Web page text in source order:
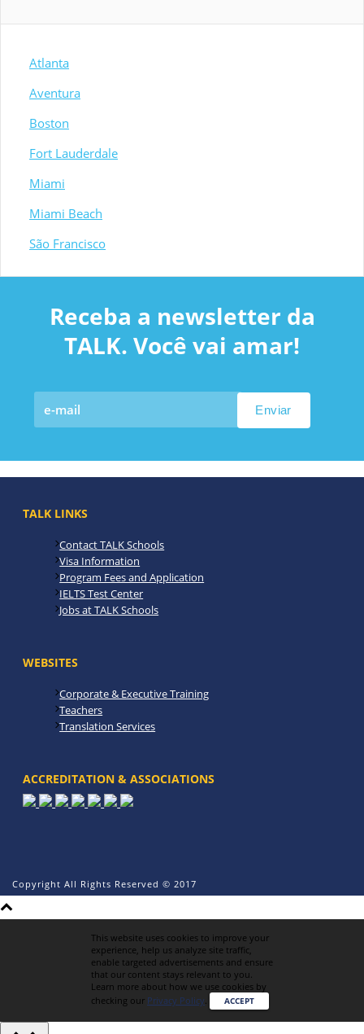
Atlanta
Aventura
Boston
Fort Lauderdale
Miami
Miami Beach
São Francisco
Receba a newsletter da
TALK. Você vai amar!
TALK LINKS
Contact TALK Schools
Visa Information
Program Fees and Application
IELTS Test Center
Jobs at TALK Schools
WEBSITES
Corporate & Executive Training
Teachers
Translation Services
ACCREDITATION & ASSOCIATIONS
Copyright All Rights Reserved © 2017
This website uses cookies to improve your
experience, help us analyze site traffic,
enable targeted advertisements and ensure
that our content stays relevant to you.
Learn more about how we use cookies by
checking our Privacy Policy. ACCEPT